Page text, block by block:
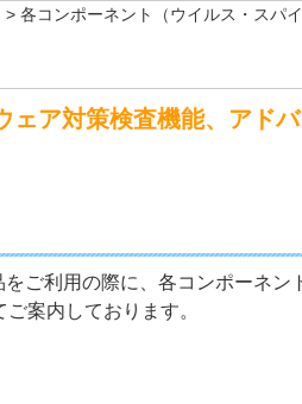
> 各コンポーネント（ウイルス・スパ
ア対策検査機能、アド
ご利用の際に、各コンポーネ
案内しております。